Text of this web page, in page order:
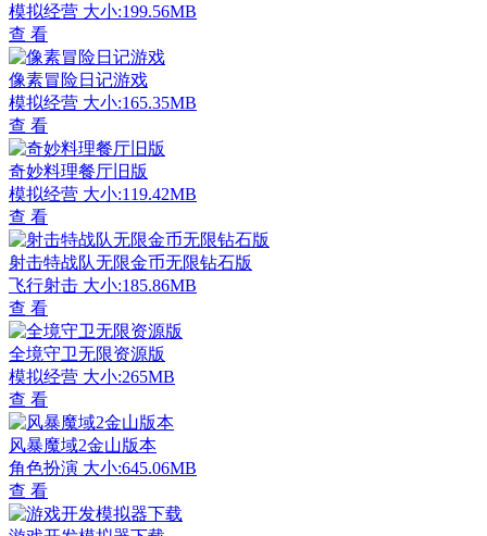
模拟经营 大小:199.56MB
查 看
像素冒险日记游戏
模拟经营 大小:165.35MB
查 看
奇妙料理餐厅旧版
模拟经营 大小:119.42MB
查 看
射击特战队无限金币无限钻石版
飞行射击 大小:185.86MB
查 看
全境守卫无限资源版
模拟经营 大小:265MB
查 看
风暴魔域2金山版本
角色扮演 大小:645.06MB
查 看